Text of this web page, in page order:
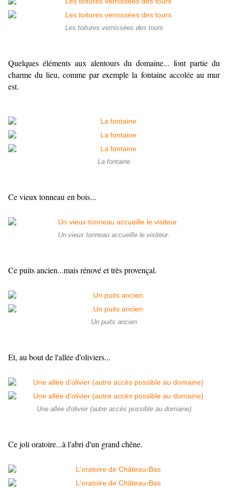
Les toitures vernissées des tours
Quelques éléments aux alentours du domaine... font partie du
charme du lieu, comme par exemple la fontaine accolée au mur
est.
La fontaine
Ce vieux tonneau en bois...
Un vieux tonneau accueille le visiteur.
Ce puits ancien...mais rénové et très provençal.
Un puits ancien
Et, au bout de l'allée d'oliviers...
Une allée d'olivier (autre accès possible au domaine)
Ce joli oratoire...à l'abri d'un grand chêne.